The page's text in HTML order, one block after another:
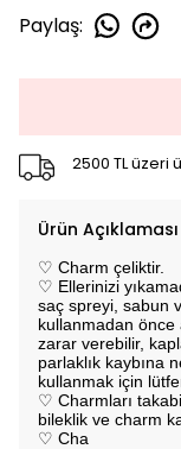
Paylaş:
2500 TL üzeri
Ürün Açıklaması
♡ Charm çeliktir.
♡ Ellerinizi
saç spreyi, sabun
kullanmadan önce
zarar verebilir,
parlaklık kaybına
kullanmak için
♡ Charmları
bileklik ve charm
♡ Cha